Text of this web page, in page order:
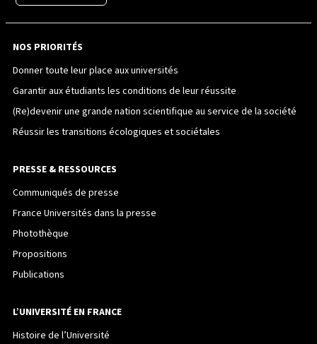
NOS PRIORITÉS
Donner toute leur place aux universités
Garantir aux étudiants les conditions de leur réussite
(Re)devenir une grande nation scientifique au service de la société
Réussir les transitions écologiques et sociétales
PRESSE & RESSOURCES
Communiqués de presse
France Universités dans la presse
Photothèque
Propositions
Publications
L’UNIVERSITÉ EN FRANCE
Histoire de l’Université